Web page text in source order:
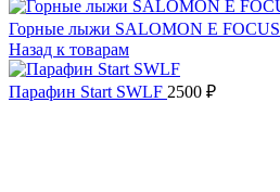
Горные лыжи SALOMON E FOCUS
Назад к товарам
Парафин Start SWLF 2500 ₽